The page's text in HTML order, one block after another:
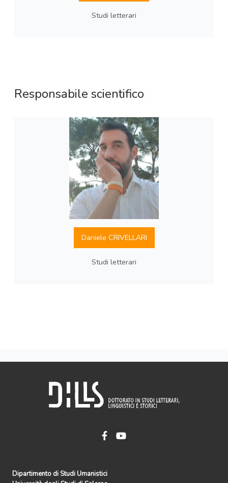
Studi letterari
Responsabile scientifico
Daniele CRIVELLARI
Studi letterari
Dipartimento di Studi Umanistici